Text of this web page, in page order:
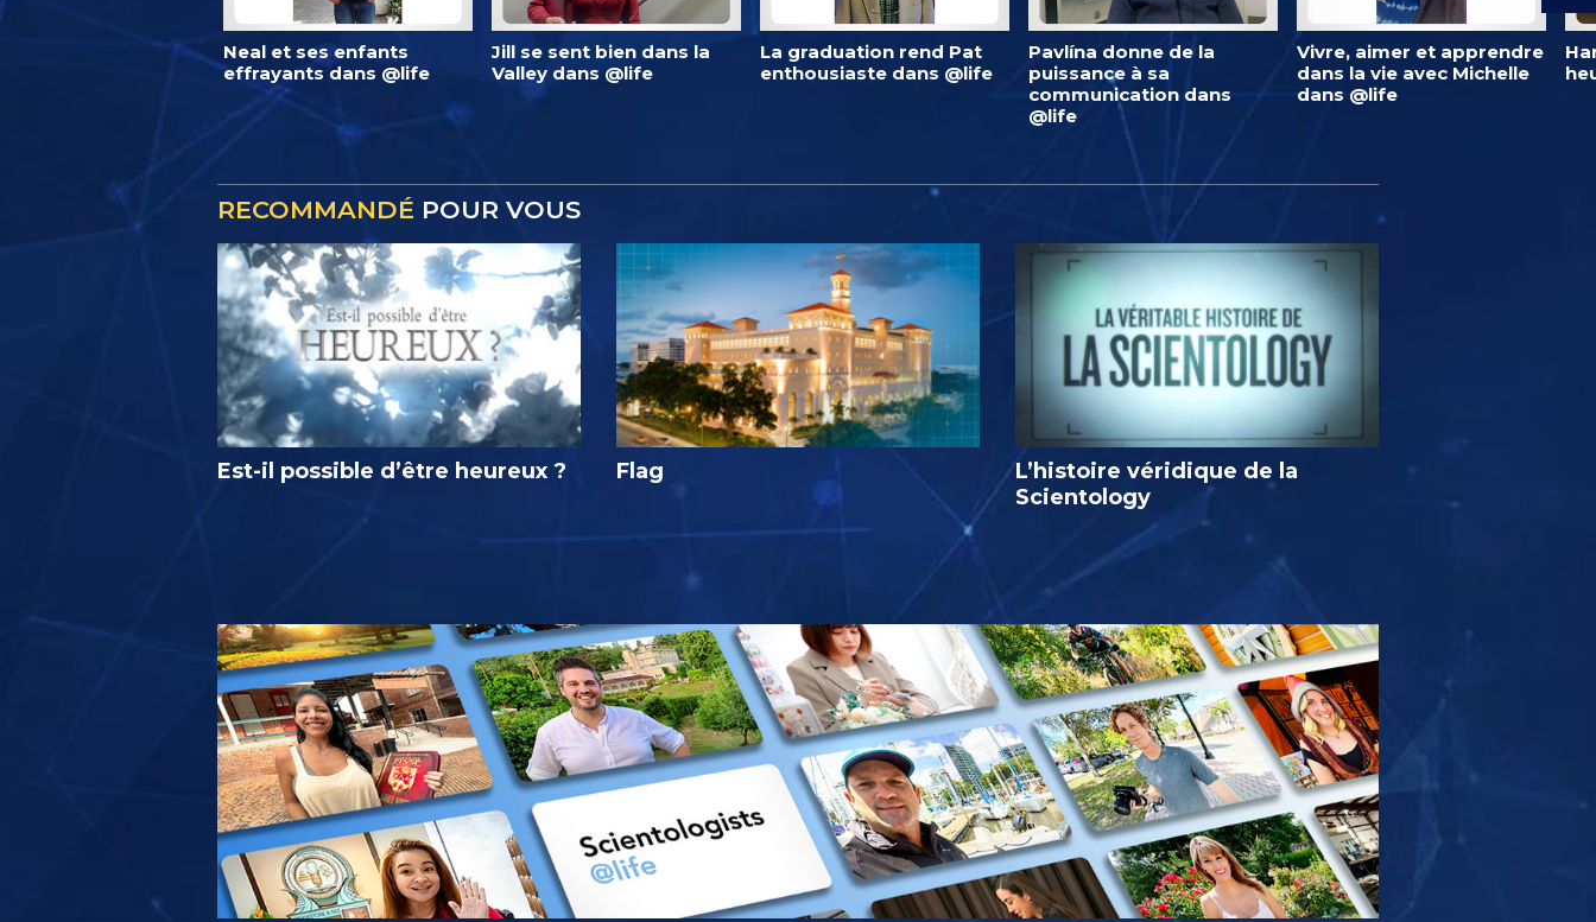
Neal et ses enfants
effrayants dans @life
Jill se sent bien dans la
Valley dans @life
La graduation rend Pat
enthousiaste dans @life
Pavlína donne de la
puissance à sa
communication dans
@life
Vivre, aimer et apprendre
dans la vie avec Michelle
dans @life
RECOMMANDÉ POUR VOUS
Est-il possible d’être heureux ? Flag
L’histoire véridique de la
Scientology